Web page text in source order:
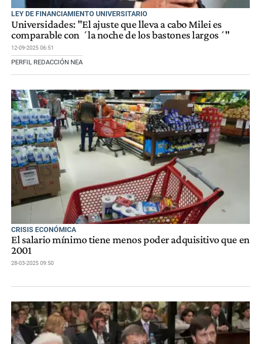
LEY DE FINANCIAMIENTO UNIVERSITARIO
Universidades: "El ajuste que lleva a cabo Milei es
comparable con ´la noche de los bastones largos´"
12-09-2025 06:51
PERFIL REDACCIÓN NEA
CRISIS ECONÓMICA
El salario mínimo tiene menos poder adquisitivo que en
2001
28-03-2025 09:50